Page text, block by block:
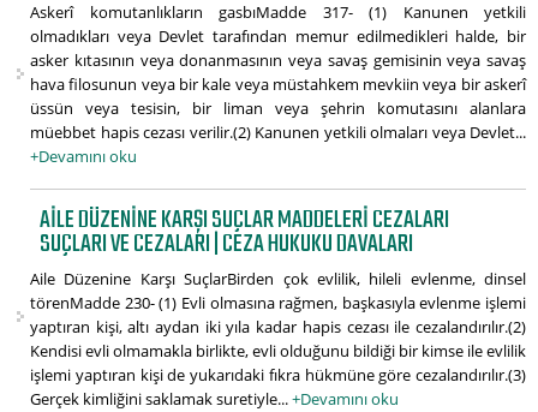
Askerî komutanlıkların gasbıMadde 317- (1) Kanunen yetkili
olmadıkları veya Devlet tarafından memur edilmedikleri halde, bir
asker kıtasının veya donanmasının veya savaş gemisinin veya savaş
hava filosunun veya bir kale veya müstahkem mevkiin veya bir askerî
üssün veya tesisin, bir liman veya şehrin komutasını alanlara
müebbet hapis cezası verilir.(2) Kanunen yetkili olmaları veya Devlet...
+Devamını oku
AILE DÜZENINE KARŞI SUÇLAR MADDELERI CEZALARI
SUÇLARI VE CEZALARI | CEZA HUKUKU DAVALARI
Aile Düzenine Karşı SuçlarBirden çok evlilik, hileli evlenme, dinsel
törenMadde 230- (1) Evli olmasına rağmen, başkasıyla evlenme işlemi
yaptıran kişi, altı aydan iki yıla kadar hapis cezası ile cezalandırılır.(2)
Kendisi evli olmamakla birlikte, evli olduğunu bildiği bir kimse ile evlilik
işlemi yaptıran kişi de yukarıdaki fıkra hükmüne göre cezalandırılır.(3)
Gerçek kimliğini saklamak suretiyle...+Devamını oku